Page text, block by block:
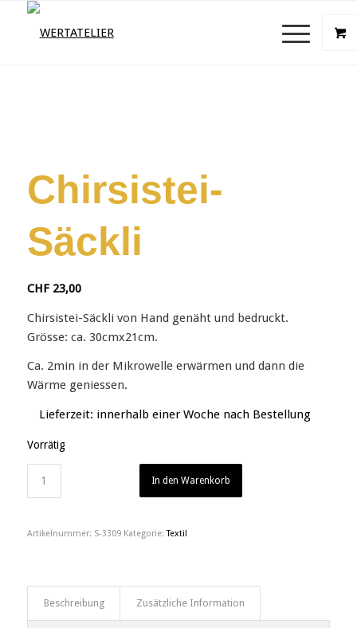
Chirsistei-
Säckli
CHF23,00
Chirsistei-Säckli von Hand genäht und bedruckt.
Grösse: ca. 30cmx21cm.
Ca. 2min in der Mikrowelle erwärmen und dann die
Wärme geniessen.
Lieferzeit: innerhalb einer Woche nach Bestellung
Vorrätig
In den Warenkorb
Artikelnummer: S-3309 Kategorie:Textil
Beschreibung Zusätzliche Information